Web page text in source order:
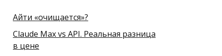
Айти «очищается»?
Claude Max vs API. Реальная разница
в цене